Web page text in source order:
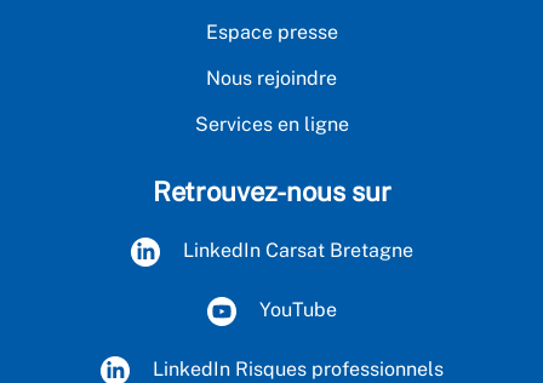
Espace presse
Nous rejoindre
Services en ligne
Retrouvez-nous sur
LinkedIn Carsat Bretagne
YouTube
LinkedIn Risques professionnels